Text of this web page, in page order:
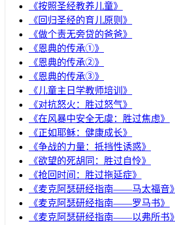
《按照圣经教养儿童》
《回归圣经的育儿原则》
《做个责无旁贷的爸爸》
《恩典的传承①》
《恩典的传承②》
《恩典的传承③》
《儿童主日学教师培训》
《对抗怒火：胜过怒气》
《在风暴中安全无虞：胜过焦虑》
《正如耶稣：健康成长》
《争战的力量：抵挡性诱惑》
《欲望的死胡同：胜过自怜》
《抢回时间：胜过拖延症》
《麦克阿瑟研经指南——马太福音》
《麦克阿瑟研经指南——罗马书》
《麦克阿瑟研经指南——以弗所书》